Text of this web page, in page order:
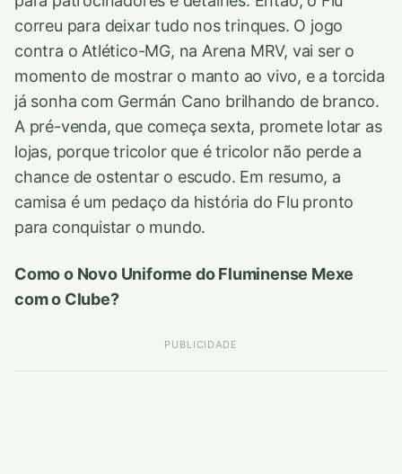
correu para deixar tudo nos trinques. O jogo
contra o Atlético-MG, na Arena MRV, vai ser o
momento de mostrar o manto ao vivo, e a torcida
já sonha com Germán Cano brilhando de branco.
A pré-venda, que começa sexta, promete lotar as
lojas, porque tricolor que é tricolor não perde a
chance de ostentar o escudo. Em resumo, a
camisa é um pedaço da história do Flu pronto
para conquistar o mundo.
Como o Novo Uniforme do Fluminense Mexe
com o Clube?
PUBLICIDADE